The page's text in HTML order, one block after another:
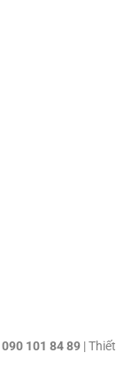
090 101 84 89 | Thiết